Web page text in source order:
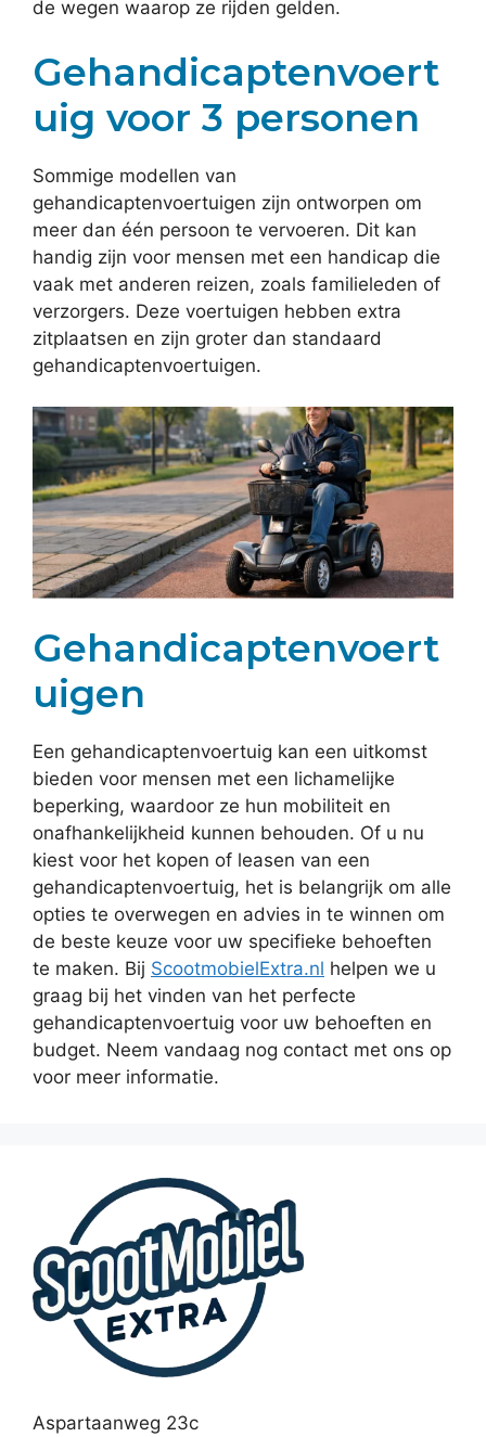
de wegen waarop ze rijden gelden.
Gehandicaptenvoert
uig voor 3 personen
Sommige modellen van
gehandicaptenvoertuigen zijn ontworpen om
meer dan één persoon te vervoeren. Dit kan
handig zijn voor mensen met een handicap die
vaak met anderen reizen, zoals familieleden of
verzorgers. Deze voertuigen hebben extra
zitplaatsen en zijn groter dan standaard
gehandicaptenvoertuigen.
Gehandicaptenvoert
uigen
Een gehandicaptenvoertuig kan een uitkomst
bieden voor mensen met een lichamelijke
beperking, waardoor ze hun mobiliteit en
onafhankelijkheid kunnen behouden. Of u nu
kiest voor het kopen of leasen van een
gehandicaptenvoertuig, het is belangrijk om alle
opties te overwegen en advies in te winnen om
de beste keuze voor uw specifieke behoeften
te maken. Bij ScootmobielExtra.nl helpen we u
graag bij het vinden van het perfecte
gehandicaptenvoertuig voor uw behoeften en
budget. Neem vandaag nog contact met ons op
voor meer informatie.
Aspartaanweg 23c